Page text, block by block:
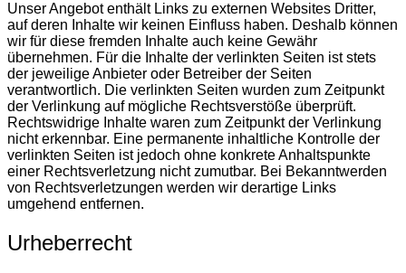
Unser Angebot enthält Links zu externen Websites Dritter,
auf deren Inhalte wir keinen Einfluss haben. Deshalb können
wir für diese fremden Inhalte auch keine Gewähr
übernehmen. Für die Inhalte der verlinkten Seiten ist stets
der jeweilige Anbieter oder Betreiber der Seiten
verantwortlich. Die verlinkten Seiten wurden zum Zeitpunkt
der Verlinkung auf mögliche Rechtsverstöße überprüft.
Rechtswidrige Inhalte waren zum Zeitpunkt der Verlinkung
nicht erkennbar. Eine permanente inhaltliche Kontrolle der
verlinkten Seiten ist jedoch ohne konkrete Anhaltspunkte
einer Rechtsverletzung nicht zumutbar. Bei Bekanntwerden
von Rechtsverletzungen werden wir derartige Links
umgehend entfernen.
Urheberrecht